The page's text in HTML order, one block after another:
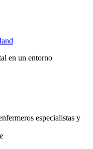
en un entorno
especialistas y